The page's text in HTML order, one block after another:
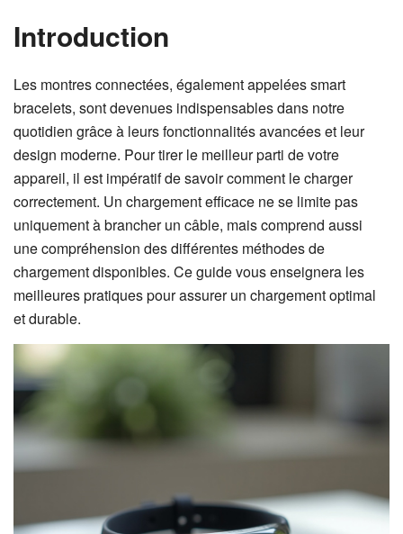
Introduction
Les montres connectées, également appelées smart
bracelets, sont devenues indispensables dans notre
quotidien grâce à leurs fonctionnalités avancées et leur
design moderne. Pour tirer le meilleur parti de votre
appareil, il est impératif de savoir comment le charger
correctement. Un chargement efficace ne se limite pas
uniquement à brancher un câble, mais comprend aussi
une compréhension des différentes méthodes de
chargement disponibles. Ce guide vous enseignera les
meilleures pratiques pour assurer un chargement optimal
et durable.